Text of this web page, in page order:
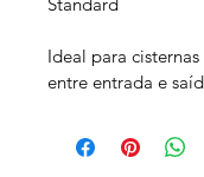
Ideal para
entre entrada e